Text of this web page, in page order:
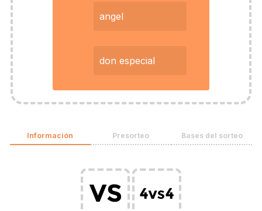
angel
don especial
Información Presorteo Bases del sorteo